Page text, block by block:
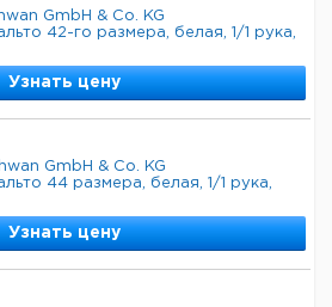
GmbH & Co. KG
42-го размера, белая, 1/1 рука,
Узнать цену
GmbH & Co. KG
44 размера, белая, 1/1 рука,
Узнать цену